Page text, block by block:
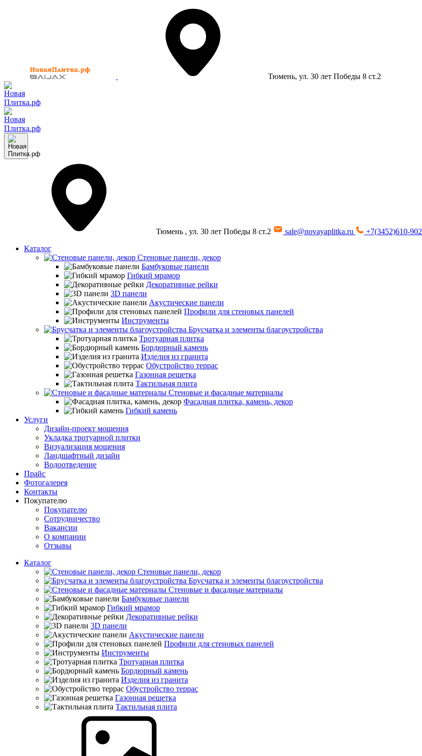
Тюмень, ул. 30 лет Победы 8 ст.2
Тюмень , ул. 30 лет Победы 8 ст.2 sale@novayaplitka.ru
+7(3452)610-902
Каталог
Стеновые панели, декор
Бамбуковые панели
Гибкий мрамор
Декоративные рейки
3D панели
Акустические панели
Профили для стеновых панелей
Инструменты
Брусчатка и элементы благоустройства
Тротуарная плитка
Бордюрный камень
Изделия из гранита
Обустройство террас
Газонная решетка
Тактильная плита
Стеновые и фасадные материалы
Фасадная плитка, камень, декор
Гибкий камень
Услуги
Дизайн-проект мощения
Укладка тротуарной плитки
Визуализация мощения
Ландшафтный дизайн
Водоотведение
Прайс
Фотогалерея
Контакты
Покупателю
Покупателю
Сотрудничество
Вакансии
О компании
Отзывы
Каталог
Стеновые панели, декор
Брусчатка и элементы благоустройства
Стеновые и фасадные материалы
Бамбуковые панели
Гибкий мрамор
Декоративные рейки
3D панели
Акустические панели
Профили для стеновых панелей
Инструменты
Тротуарная плитка
Бордюрный камень
Изделия из гранита
Обустройство террас
Газонная решетка
Тактильная плита